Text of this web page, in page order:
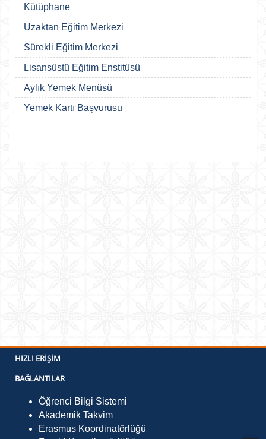
Kütüphane
Uzaktan Eğitim Merkezi
Sürekli Eğitim Merkezi
Lisansüstü Eğitim Enstitüsü
Aylık Yemek Menüsü
Yemek Kartı Başvurusu
HIZLI ERIŞIM
BAĞLANTILAR
Öğrenci Bilgi Sistemi
Akademik Takvim
Erasmus Koordinatörlüğü